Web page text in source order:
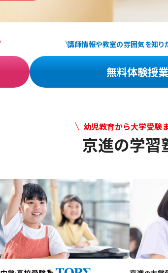
講師情報や教室の雰囲気を知り
無料体験授業
幼児教育から大学受験
京進の学習